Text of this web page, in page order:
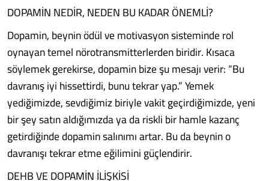
DOPAMİN NEDİR, NEDEN BU KADAR ÖNEMLİ?
Dopamin, beynin ödül ve motivasyon sisteminde rol
oynayan temel nörotransmitterlerden biridir. Kısaca
söylemek gerekirse, dopamin bize şu mesajı verir: “Bu
davranış iyi hissettirdi, bunu tekrar yap.” Yemek
yediğimizde, sevdiğimiz biriyle vakit geçirdiğimizde, yeni
bir şey satın aldığımızda ya da riskli bir hamle kazanç
getirdiğinde dopamin salınımı artar. Bu da beynin o
davranışı tekrar etme eğilimini güçlendirir.
DEHB VE DOPAMİN İLİŞKİSİ